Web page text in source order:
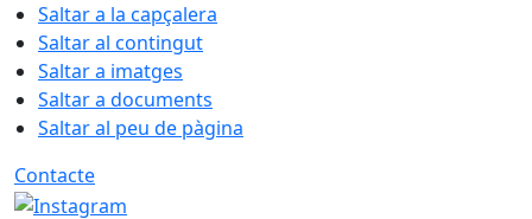
Saltar a la capçalera
Saltar al contingut
Saltar a imatges
Saltar a documents
Saltar al peu de pàgina
Contacte